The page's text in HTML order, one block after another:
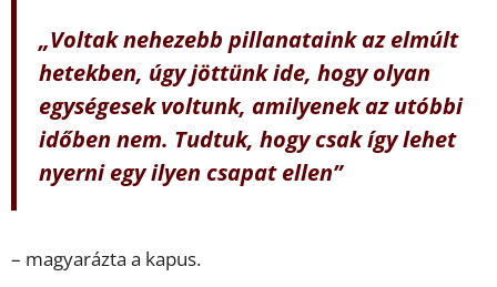
„Voltak nehezebb pillanataink az elmúlt
hetekben, úgy jöttünk ide, hogy olyan
egységesek voltunk, amilyenek az utóbbi
időben nem. Tudtuk, hogy csak így lehet
nyerni egy ilyen csapat ellen”
– magyarázta a kapus.